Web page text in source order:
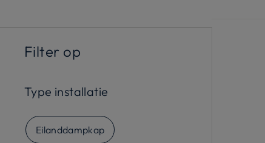
Filter op
Type installatie
Eilanddampkap